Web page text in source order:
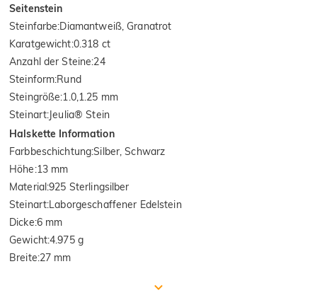
Seitenstein
Steinfarbe:Diamantweiß, Granatrot
Karatgewicht:0.318 ct
Anzahl der Steine:24
Steinform:Rund
Steingröße:1.0,1.25 mm
Steinart:Jeulia® Stein
Halskette Information
Farbbeschichtung:Silber, Schwarz
Höhe:13 mm
Material:925 Sterlingsilber
Steinart:Laborgeschaffener Edelstein
Dicke:6 mm
Gewicht:4.975 g
Breite:27 mm